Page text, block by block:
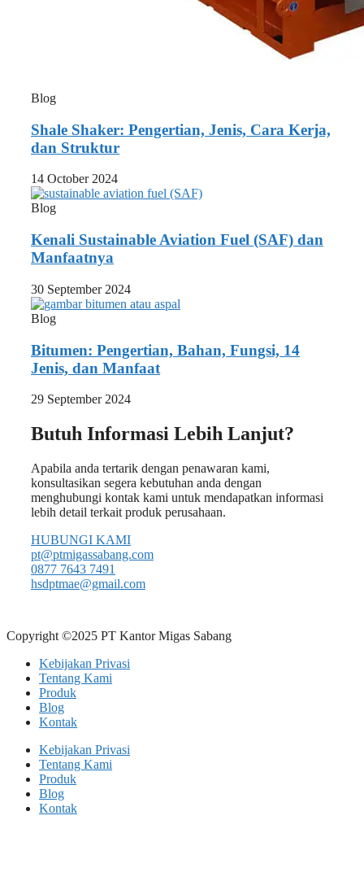
Blog
Shale Shaker: Pengertian, Jenis, Cara Kerja,
dan Struktur
14 October 2024
Blog
Kenali Sustainable Aviation Fuel (SAF) dan
Manfaatnya
30 September 2024
Blog
Bitumen: Pengertian, Bahan, Fungsi, 14
Jenis, dan Manfaat
29 September 2024
Butuh Informasi Lebih Lanjut?
Apabila anda tertarik dengan penawaran kami,
konsultasikan segera kebutuhan anda dengan
menghubungi kontak kami untuk mendapatkan informasi
lebih detail terkait produk perusahaan.
HUBUNGI KAMI
pt@ptmigassabang.com
0877 7643 7491
hsdptmae@gmail.com
Copyright ©2025 PT Kantor Migas Sabang
Kebijakan Privasi
Tentang Kami
Produk
Blog
Kontak
Kebijakan Privasi
Tentang Kami
Produk
Blog
Kontak